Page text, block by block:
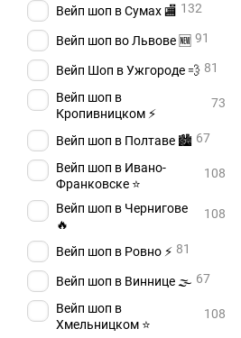
Вейп шоп в Сумах 🏬 132
Вейп шоп во Львове 🆕 91
Вейп Шоп в Ужгороде 💨 81
Вейп шоп в
Кропивницком ⚡
73
Вейп шоп в Полтаве 🏙️ 67
Вейп шоп в Ивано-
Франковске ⭐
108
Вейп шоп в Чернигове
🔥
108
Вейп шоп в Ровно ⚡ 81
Вейп шоп в Виннице 🌫️ 67
Вейп шоп в
Хмельницком ⭐
108